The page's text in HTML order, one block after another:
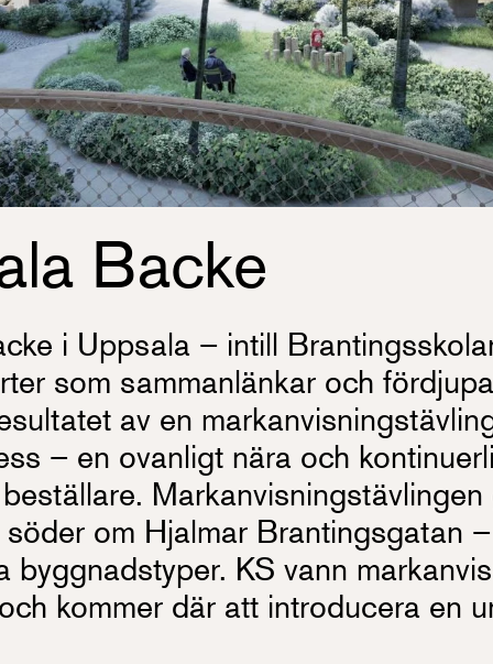
Backe
i Uppsala – intill
som sammanlänkar och
av en
– en ovanligt nära och
Markanvisningstävlingen
om Hjalmar Brantingsgatan
byggnadstyper. KS vann
kommer där att introducera en